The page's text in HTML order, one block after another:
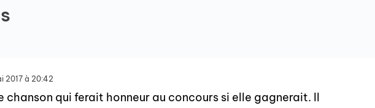
2017 à 20:42
chanson qui ferait honneur au concours si elle gagnerait. Il